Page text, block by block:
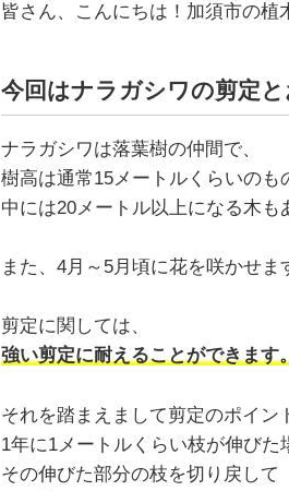
c
b
o
o
k
e
a
皆さん、こんにちは！加須市の植
今回はナラガシワの剪定
ナラガシワは落葉樹の仲間で、
樹高は通常15メートルくらいのも
中には20メートル以上になる木も
また、4月～5月頃に花を咲かせま
剪定に関しては、
強い剪定に耐えることができます
それを踏まえまして剪定のポイン
1年に1メートルくらい枝が伸びた
その伸びた部分の枝を切り戻して